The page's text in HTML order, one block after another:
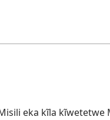
eka kĩla kĩwetetwe